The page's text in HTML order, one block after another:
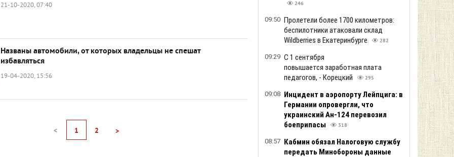
21-10-2020, 07:40
Названы автомобили, от которых владельцы не спешат
избавляться
19-04-2020, 15:56
< 1 2 >
246
09:50 Пролетели более 1700 километров:
беспилотники атаковали склад
Wildberries в Екатеринбурге
282
09:29 С 1 сентября
повышается заработная плата
педагогов, - Корецкий
295
09:08 Инцидент в аэропорту Лейпцига: в
Германии опровергли, что
украинский Ан-124 перевозил
боеприпасы
318
08:57 Кабмин обязал Налоговую службу
передать Минобороны данные